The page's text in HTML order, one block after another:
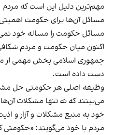
مهم‌ترین دلیل این است که
مسائل آن‌ها برای حکومت
مسائل حکومت را مساله خود
اکنون میان حکومت و مردم
جمهوری اسلامی بخش مهمی از
دست داده است.
وظیفه اصلی هر حکومتی حل
می‌بینند که نه تنها مشکلات
خود به منبع مشکلات و آزار و
مردم با خود می‌گویند: «حکومتی